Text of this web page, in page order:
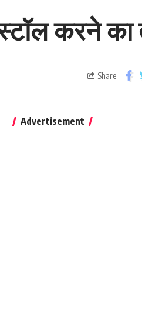
करने का
Share
Advertisement